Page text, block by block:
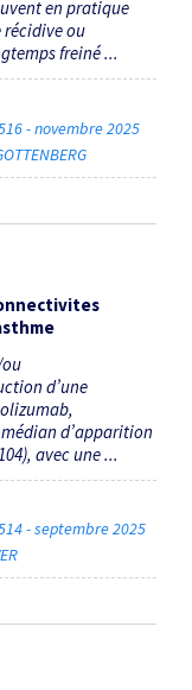
en pratique
récidive ou
freiné ...
- novembre 2025
d’une
d’apparition
avec une ...
- septembre 2025